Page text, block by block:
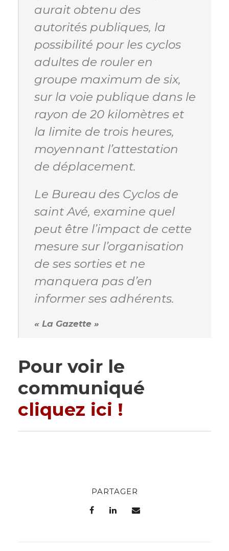
aurait obtenu des
autorités publiques, la
possibilité pour les cyclos
adultes de rouler en
groupe maximum de six,
sur la voie publique dans le
rayon de 20 kilomètres et
la limite de trois heures,
moyennant l’attestation
de déplacement.
Le Bureau des Cyclos de
saint Avé, examine quel
peut être l’impact de cette
mesure sur l’organisation
de ses sorties et ne
manquera pas d’en
informer ses adhérents.
« La Gazette »
Pour voir le
communiqué
cliquez ici !
PARTAGER